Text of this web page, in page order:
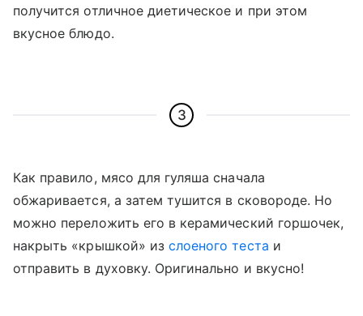
получится отличное диетическое и при этом
вкусное блюдо.
3
Как правило, мясо для гуляша сначала
обжаривается, а затем тушится в сковороде. Но
можно переложить его в керамический горшочек,
накрыть «крышкой» изслоеного теста и
отправить в духовку. Оригинально и вкусно!